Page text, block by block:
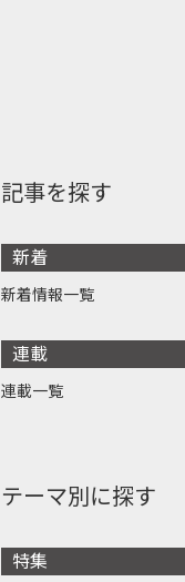
記事を探す
新着
新着情報一覧
連載
連載一覧
テーマ別に探す
特集